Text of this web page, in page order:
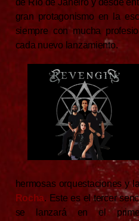
de Río de Janeiro y desde
gran protagonismo en la
siempre con mucha
cada nuevo lanzamiento.
hermosas orquestaciones y
Rocha. Este es el tercer
se lanzará en el